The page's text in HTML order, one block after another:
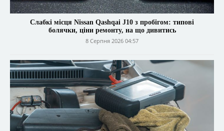
Слабкі місця Nissan Qashqai J10 з пробігом: типові
болячки, ціни ремонту, на що дивитись
8 Серпня 2026 04:57